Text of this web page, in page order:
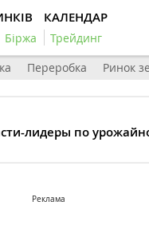
КАЛЕНДАР
Біржа Трейдинг
Переробка Ринок
лидеры по
Реклама